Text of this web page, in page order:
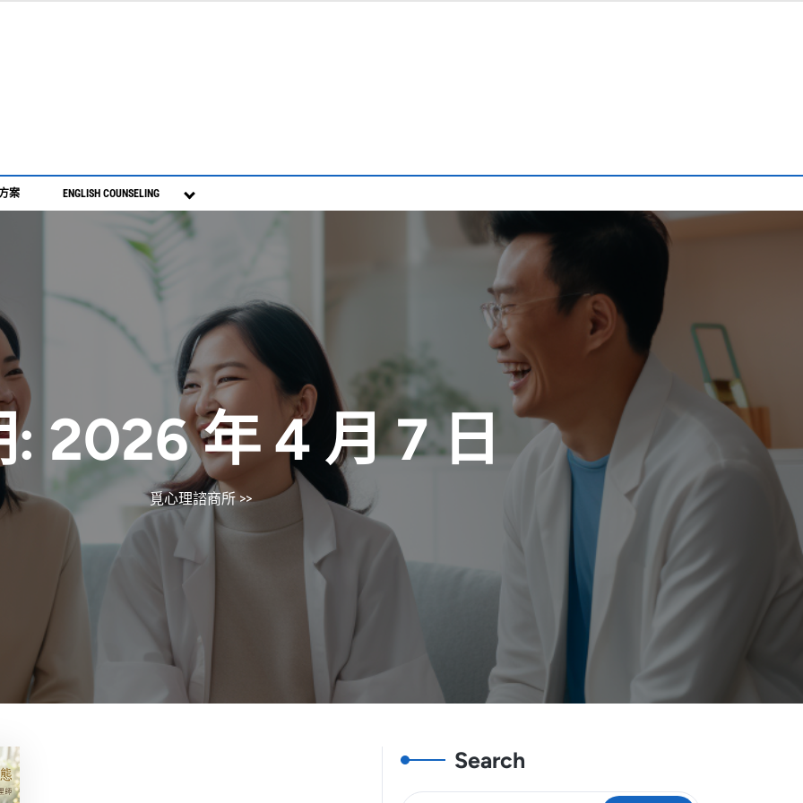
案 ENGLISH COUNSELING
: 2026 年 4 月 7 日
覓心理諮商所>>
Search